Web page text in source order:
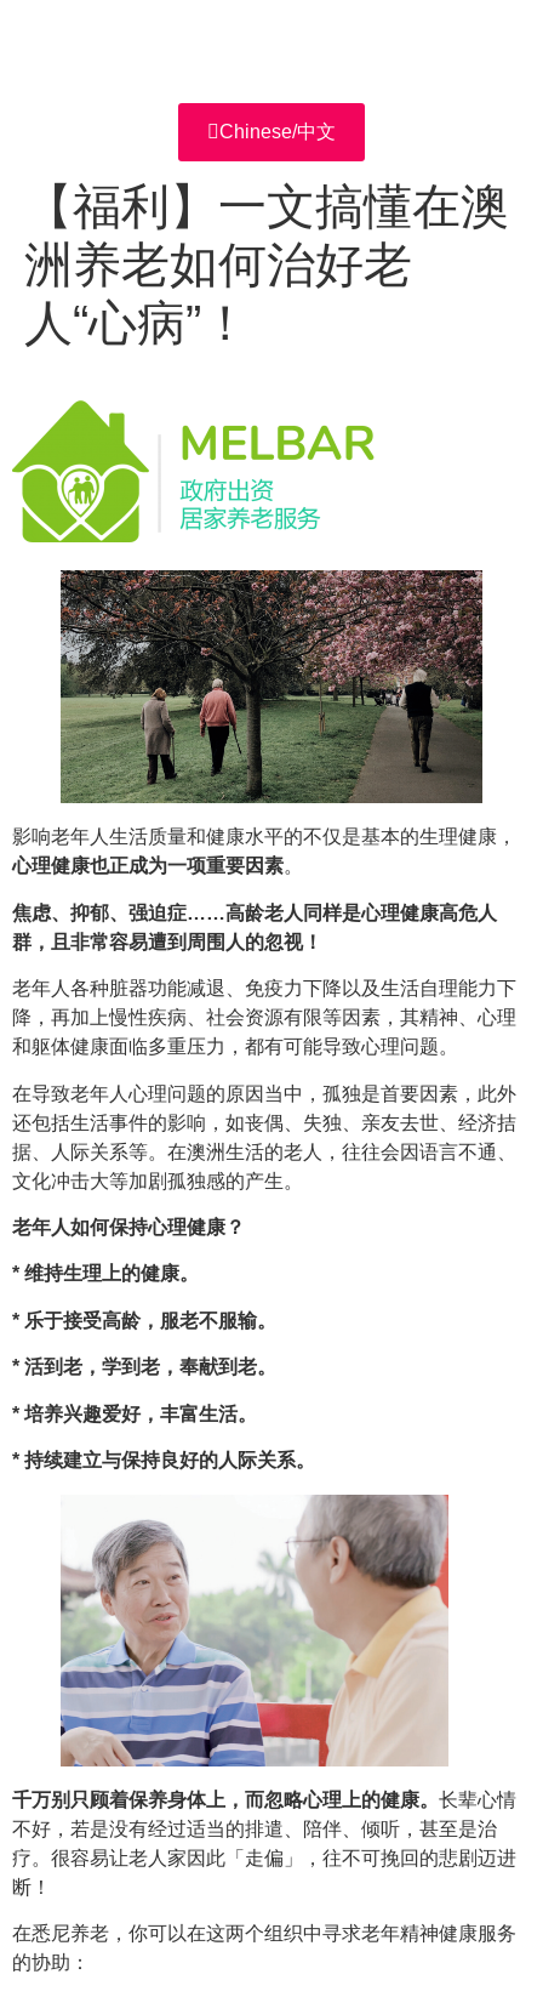
Chinese/中文
【福利】一文搞懂在澳
洲养老如何治好老
人“心病”！
影响老年人生活质量和健康水平的不仅是基本的生理健康，
心理健康也正成为一项重要因素。
焦虑、抑郁、强迫症……高龄老人同样是心理健康高危人
群，且非常容易遭到周围人的忽视！
老年人各种脏器功能减退、免疫力下降以及生活自理能力下
降，再加上慢性疾病、社会资源有限等因素，其精神、心理
和躯体健康面临多重压力，都有可能导致心理问题。
在导致老年人心理问题的原因当中，孤独是首要因素，此外
还包括生活事件的影响，如丧偶、失独、亲友去世、经济拮
据、人际关系等。在澳洲生活的老人，往往会因语言不通、
文化冲击大等加剧孤独感的产生。
老年人如何保持心理健康？
* 维持生理上的健康。
* 乐于接受高龄，服老不服输。
* 活到老，学到老，奉献到老。
* 培养兴趣爱好，丰富生活。
* 持续建立与保持良好的人际关系。
千万别只顾着保养身体上，而忽略心理上的健康。 长辈心情
不好，若是没有经过适当的排遣、陪伴、倾听，甚至是治
疗。很容易让老人家因此「走偏」，往不可挽回的悲剧迈进
断！
在悉尼养老，你可以在这两个组织中寻求老年精神健康服务
的协助：